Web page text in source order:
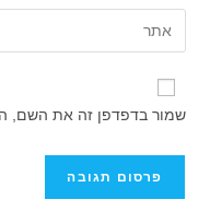
שם
משתמש
כדי
להגיב
כתובת
דואר
שלך
כדי
את
כתובת
שלך
(אופציונלי)
שמור בדפדפן זה את השם,